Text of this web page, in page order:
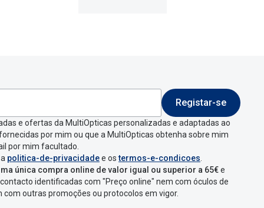
aparecer e
num ponto
Registar-se
e ofertas da MultiOpticas personalizadas e adaptadas ao
por mim ou que a MultiOpticas obtenha sobre mim
por mim facultado.
politica-de-privacidadee ostermos-e-condicoes
única compra online de valor igual ou superior a 65€e
identificadas com "Preço online" nem com óculos de
outras promoções ou protocolos em vigor.